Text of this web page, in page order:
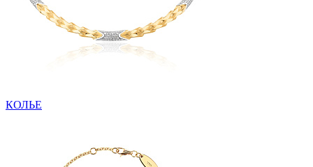
КОЛЬЕ